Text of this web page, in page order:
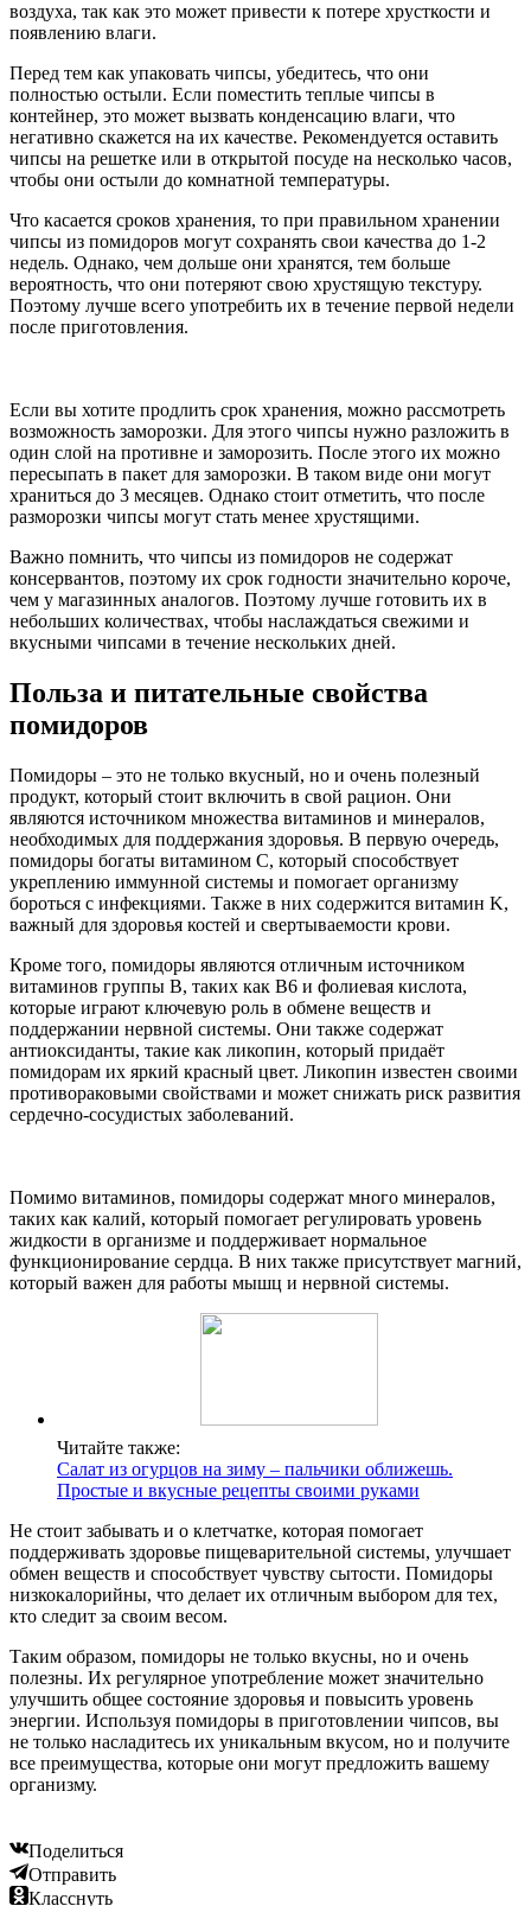
воздуха, так как это может привести к потере хрусткости и
появлению влаги.
Перед тем как упаковать чипсы, убедитесь, что они
полностью остыли. Если поместить теплые чипсы в
контейнер, это может вызвать конденсацию влаги, что
негативно скажется на их качестве. Рекомендуется оставить
чипсы на решетке или в открытой посуде на несколько часов,
чтобы они остыли до комнатной температуры.
Что касается сроков хранения, то при правильном хранении
чипсы из помидоров могут сохранять свои качества до 1-2
недель. Однако, чем дольше они хранятся, тем больше
вероятность, что они потеряют свою хрустящую текстуру.
Поэтому лучше всего употребить их в течение первой недели
после приготовления.
Если вы хотите продлить срок хранения, можно рассмотреть
возможность заморозки. Для этого чипсы нужно разложить в
один слой на противне и заморозить. После этого их можно
пересыпать в пакет для заморозки. В таком виде они могут
храниться до 3 месяцев. Однако стоит отметить, что после
разморозки чипсы могут стать менее хрустящими.
Важно помнить, что чипсы из помидоров не содержат
консервантов, поэтому их срок годности значительно короче,
чем у магазинных аналогов. Поэтому лучше готовить их в
небольших количествах, чтобы наслаждаться свежими и
вкусными чипсами в течение нескольких дней.
Польза и питательные свойства
помидоров
Помидоры – это не только вкусный, но и очень полезный
продукт, который стоит включить в свой рацион. Они
являются источником множества витаминов и минералов,
необходимых для поддержания здоровья. В первую очередь,
помидоры богаты витамином C, который способствует
укреплению иммунной системы и помогает организму
бороться с инфекциями. Также в них содержится витамин K,
важный для здоровья костей и свертываемости крови.
Кроме того, помидоры являются отличным источником
витаминов группы B, таких как B6 и фолиевая кислота,
которые играют ключевую роль в обмене веществ и
поддержании нервной системы. Они также содержат
антиоксиданты, такие как ликопин, который придаёт
помидорам их яркий красный цвет. Ликопин известен своими
противораковыми свойствами и может снижать риск развития
сердечно-сосудистых заболеваний.
Помимо витаминов, помидоры содержат много минералов,
таких как калий, который помогает регулировать уровень
жидкости в организме и поддерживает нормальное
функционирование сердца. В них также присутствует магний,
который важен для работы мышц и нервной системы.
Читайте также:
Салат из огурцов на зиму – пальчики оближешь.
Простые и вкусные рецепты своими руками
Не стоит забывать и о клетчатке, которая помогает
поддерживать здоровье пищеварительной системы, улучшает
обмен веществ и способствует чувству сытости. Помидоры
низкокалорийны, что делает их отличным выбором для тех,
кто следит за своим весом.
Таким образом, помидоры не только вкусны, но и очень
полезны. Их регулярное употребление может значительно
улучшить общее состояние здоровья и повысить уровень
энергии. Используя помидоры в приготовлении чипсов, вы
не только насладитесь их уникальным вкусом, но и получите
все преимущества, которые они могут предложить вашему
организму.
Поделиться
Отправить
Класснуть